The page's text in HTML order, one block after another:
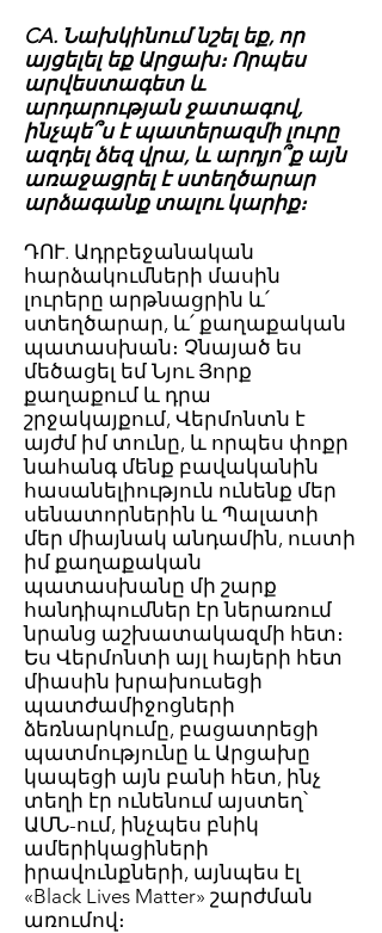
CA. Նախկինում նշել եք, որ
այցելել եք Արցախ։ Որպես
արվեստագետ և
արդարության ջատագով,
ինչպե՞ս է պատերազմի լուրը
ազդել ձեզ վրա, և արդյո՞ք այն
առաջացրել է ստեղծարար
արձագանք տալու կարիք։
ԴՈՒ. Ադրբեջանական
հարձակումների մասին
լուրերը արթնացրին և՛
ստեղծարար, և՛ քաղաքական
պատասխան։ Չնայած ես
մեծացել եմ Նյու Յորք
քաղաքում և դրա
շրջակայքում, Վերմոնտն է
այժմ իմ տունը, և որպես փոքր
նահանգ մենք բավականին
հասանելիություն ունենք մեր
սենատորներին և Պալատի
մեր միայնակ անդամին, ուստի
իմ քաղաքական
պատասխանը մի շարք
հանդիպումներ էր ներառում
նրանց աշխատակազմի հետ։
Ես Վերմոնտի այլ հայերի հետ
միասին խրախուսեցի
պատժամիջոցների
ձեռնարկումը, բացատրեցի
պատմությունը և Արցախը
կապեցի այն բանի հետ, ինչ
տեղի էր ունենում այստեղ՝
ԱՄՆ-ում, ինչպես բնիկ
ամերիկացիների
իրավունքների, այնպես էլ
«Black Lives Matter» շարժման
առումով։